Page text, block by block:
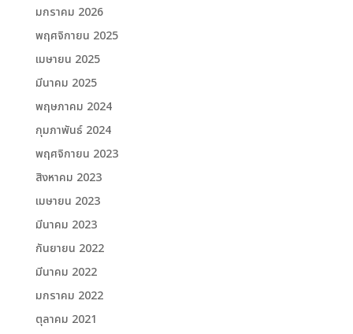
มกราคม 2026
พฤศจิกายน 2025
เมษายน 2025
มีนาคม 2025
พฤษภาคม 2024
กุมภาพันธ์ 2024
พฤศจิกายน 2023
สิงหาคม 2023
เมษายน 2023
มีนาคม 2023
กันยายน 2022
มีนาคม 2022
มกราคม 2022
ตุลาคม 2021